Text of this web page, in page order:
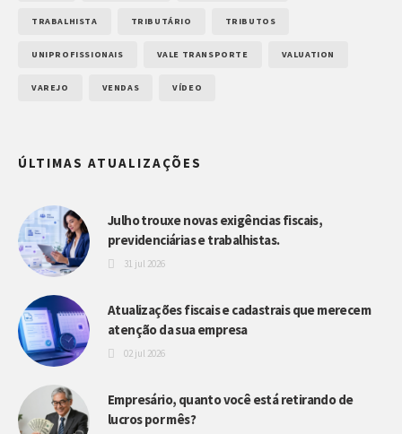
TRABALHISTA TRIBUTÁRIO TRIBUTOS
UNIPROFISSIONAIS VALE TRANSPORTE VALUATION
VAREJO VENDAS VÍDEO
ÚLTIMAS ATUALIZAÇÕES
Julho trouxe novas exigências fiscais,
previdenciárias e trabalhistas.
31 jul 2026
Atualizações fiscais e cadastrais que merecem
atenção da sua empresa
02 jul 2026
Empresário, quanto você está retirando de
lucros por mês?